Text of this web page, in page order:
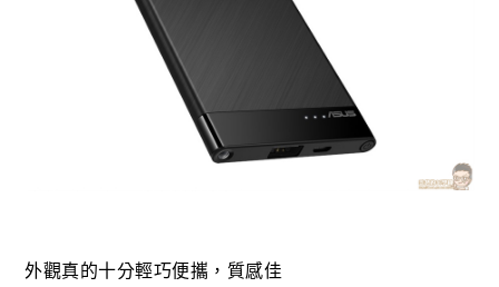
外觀真的十分輕巧便攜，質感佳